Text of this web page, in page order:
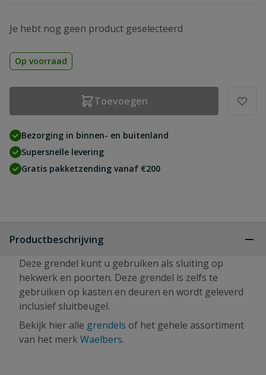
Je hebt nog geen product geselecteerd
Op voorraad
Toevoegen
Bezorging in binnen- en buitenland
Supersnelle levering
Gratis pakketzending vanaf €200
Productbeschrijving
Deze grendel kunt u gebruiken als sluiting op
hekwerk en poorten. Deze grendel is zelfs te
gebruiken op kasten en deuren en wordt geleverd
inclusief sluitbeugel.
Bekijk hier alle grendels of het gehele assortiment
van het merkWaelbers.